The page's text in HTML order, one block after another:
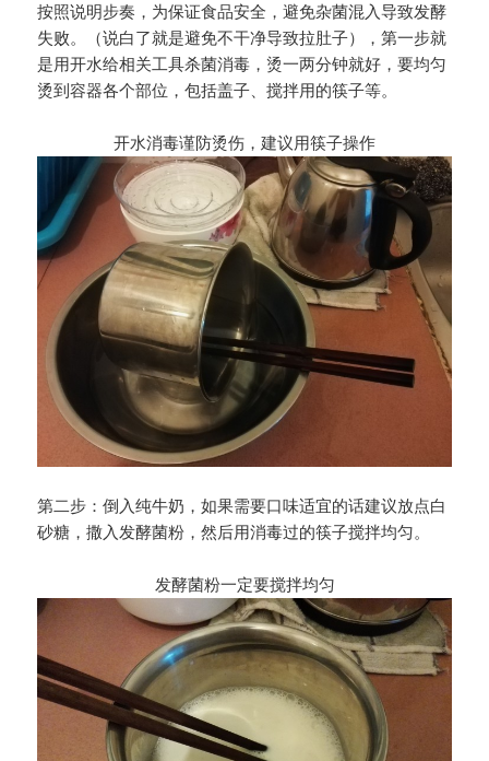
按照说明步奏，为保证食品安全，避免杂菌混入导致发酵
失败。（说白了就是避免不干净导致拉肚子），第一步就
是用开水给相关工具杀菌消毒，烫一两分钟就好，要均匀
烫到容器各个部位，包括盖子、搅拌用的筷子等。
开水消毒谨防烫伤，建议用筷子操作
第二步：倒入纯牛奶，如果需要口味适宜的话建议放点白
砂糖，撒入发酵菌粉，然后用消毒过的筷子搅拌均匀。
发酵菌粉一定要搅拌均匀